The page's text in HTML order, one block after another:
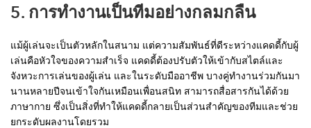
5. การทำงานเป็นทีมอย่างกลมกลืน
แม้ผู้เล่นจะเป็นตัวหลักในสนาม แต่ความสัมพันธ์ที่ดีระหว่างแคดดี้กับผู้
เล่นคือหัวใจของความสำเร็จ แคดดี้ต้องปรับตัวให้เข้ากับสไตล์และ
จังหวะการเล่นของผู้เล่น และในระดับมืออาชีพ บางคู่ทำงานร่วมกันมา
นานหลายปีจนเข้าใจกันเหมือนเพื่อนสนิท สามารถสื่อสารกันได้ด้วย
ภาษากาย ซึ่งเป็นสิ่งที่ทำให้แคดดี้กลายเป็นส่วนสำคัญของทีมและช่วย
ยกระดับผลงานโดยรวม